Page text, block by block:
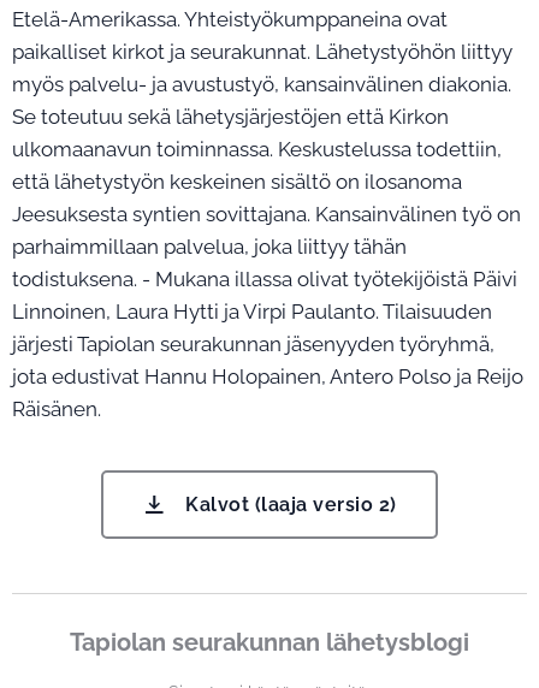
Etelä-Amerikassa. Yhteistyökumppaneina ovat
paikalliset kirkot ja seurakunnat. Lähetystyöhön liittyy
myös palvelu- ja avustustyö, kansainvälinen diakonia.
Se toteutuu sekä lähetysjärjestöjen että Kirkon
ulkomaanavun toiminnassa. Keskustelussa todettiin,
että lähetystyön keskeinen sisältö on ilosanoma
Jeesuksesta syntien sovittajana. Kansainvälinen työ on
parhaimmillaan palvelua, joka liittyy tähän
todistuksena. - Mukana illassa olivat työtekijöistä Päivi
Linnoinen, Laura Hytti ja Virpi Paulanto. Tilaisuuden
järjesti Tapiolan seurakunnan jäsenyyden työryhmä,
jota edustivat Hannu Holopainen, Antero Polso ja Reijo
Räisänen.
Kalvot (laaja versio 2)
Tapiolan seurakunnan lähetysblogi